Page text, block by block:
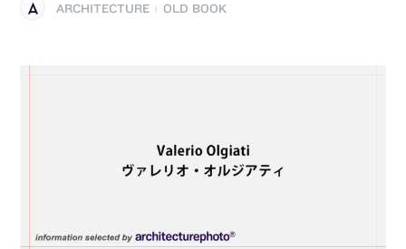
ARCHITECTURE OLD BOOK